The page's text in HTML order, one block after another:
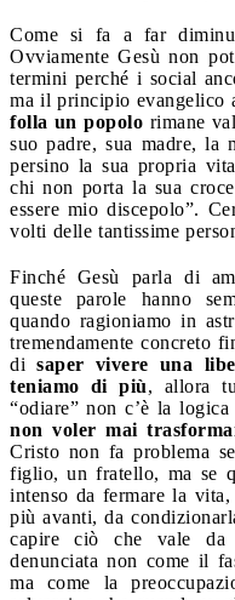
Come si fa a far
Ovviamente Gesù non
termini perché i social
ma il principio evangelico
folla un popolo rimane
suo padre, sua madre,
persino la sua propria
chi non porta la sua
essere mio discepolo”.
volti delle tantissime
Finché Gesù parla di
queste parole hanno
quando ragioniamo in
tremendamente concreto
disaper vivere una
teniamo di più, allora
“odiare” non c’è la
non voler mai
Cristo non fa problema
figlio, un fratello, ma se
intenso da fermare la
più avanti, da
capire ciò che vale
denunciata non come il
ma come la